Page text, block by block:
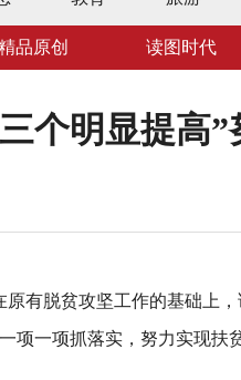
品原创 读图时代
个明显提高”
有脱贫攻坚工作的基础上，
项一项抓落实，努力实现扶